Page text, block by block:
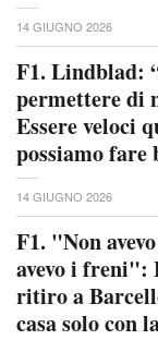
14 GIUGNO 2026
F1. Lindblad:
permettere di
Essere veloci
possiamo fare
14 GIUGNO 2026
F1. "Non
avevo i freni":
ritiro a
casa solo con